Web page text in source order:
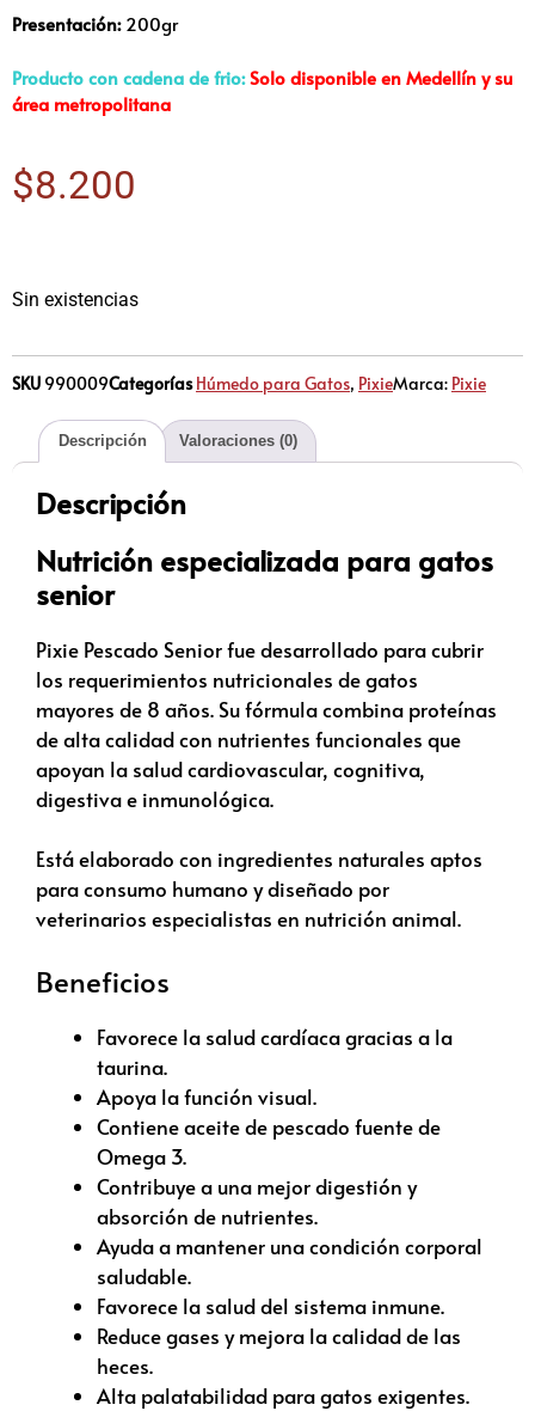
Presentación:200gr
Producto con cadena de frio:Solo disponible en Medellín y su
área metropolitana
$8.200
Sin existencias
SKU 990009Categorías Húmedo para Gatos, PixieMarca: Pixie
Descripción Valoraciones (0)
Descripción
Nutrición especializada para gatos
senior
Pixie Pescado Senior fue desarrollado para cubrir
los requerimientos nutricionales de gatos
mayores de 8 años. Su fórmula combina proteínas
de alta calidad con nutrientes funcionales que
apoyan la salud cardiovascular, cognitiva,
digestiva e inmunológica.
Está elaborado con ingredientes naturales aptos
para consumo humano y diseñado por
veterinarios especialistas en nutrición animal.
Beneficios
Favorece la salud cardíaca gracias a la
taurina.
Apoya la función visual.
Contiene aceite de pescado fuente de
Omega 3.
Contribuye a una mejor digestión y
absorción de nutrientes.
Ayuda a mantener una condición corporal
saludable.
Favorece la salud del sistema inmune.
Reduce gases y mejora la calidad de las
heces.
Alta palatabilidad para gatos exigentes.